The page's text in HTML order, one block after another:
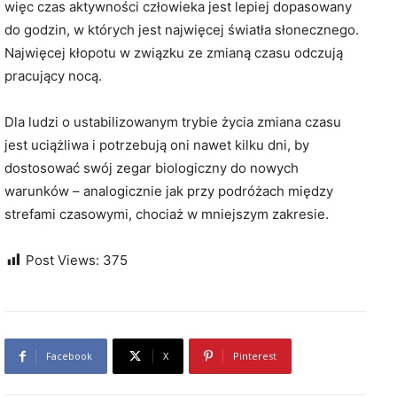
więc czas aktywności człowieka jest lepiej dopasowany
do godzin, w których jest najwięcej światła słonecznego.
Najwięcej kłopotu w związku ze zmianą czasu odczują
pracujący nocą.
Dla ludzi o ustabilizowanym trybie życia zmiana czasu
jest uciążliwa i potrzebują oni nawet kilku dni, by
dostosować swój zegar biologiczny do nowych
warunków – analogicznie jak przy podróżach między
strefami czasowymi, chociaż w mniejszym zakresie.
Post Views: 375
Facebook X Pinterest